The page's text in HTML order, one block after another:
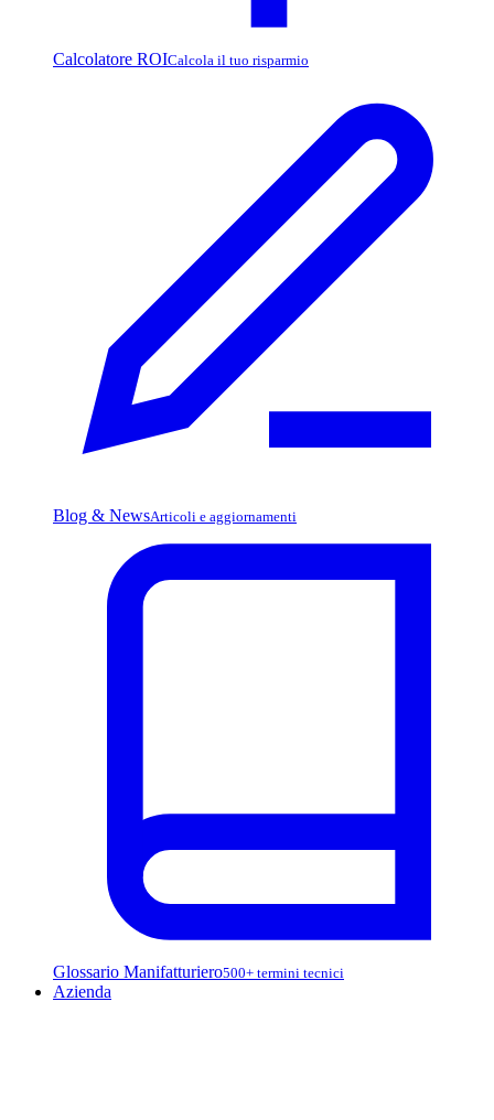
Calcolatore ROICalcola il tuo risparmio
Blog & NewsArticoli e aggiornamenti
Glossario Manifatturiero500+ termini tecnici
Azienda